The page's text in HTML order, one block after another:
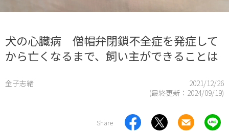
犬の心臓病 僧帽弁閉鎖不全症を発症して
から亡くなるまで、飼い主ができることは
金子志緒
2021/12/26
(最終更新： 2024/09/19)
Share